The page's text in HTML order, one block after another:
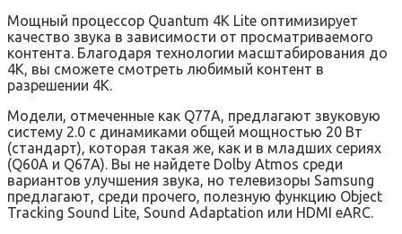
Мощный процессор Quantum 4K Lite оптимизирует
качество звука в зависимости от просматриваемого
контента. Благодаря технологии масштабирования до
4K, вы сможете смотреть любимый контент в
разрешении 4К.
Модели, отмеченные как Q77A, предлагают звуковую
систему 2.0 с динамиками общей мощностью 20 Вт
(стандарт), которая такая же, как и в младших сериях
(Q60A и Q67A). Вы не найдете Dolby Atmos среди
вариантов улучшения звука, но телевизоры Samsung
предлагают, среди прочего, полезную функцию Object
Tracking Sound Lite, Sound Adaptation или HDMI eARC.